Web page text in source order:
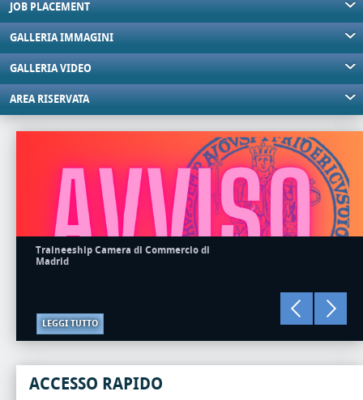
JOB PLACEMENT
GALLERIA IMMAGINI
GALLERIA VIDEO
AREA RISERVATA
Traineeship Camera di Commercio di
Madrid
LEGGI TUTTO
ACCESSO RAPIDO